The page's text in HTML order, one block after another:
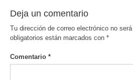
Deja un comentario
Tu dirección de correo electrónico no será
obligatorios están marcados con *
Comentario *